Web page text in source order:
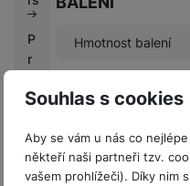
Souhlas s cookies
Aby se vám u nás co
někteří naši partneři tzv.
vašem prohlížeči). Díky nim
P
r
fi
m
y
Hmotnost balení
Výška balení